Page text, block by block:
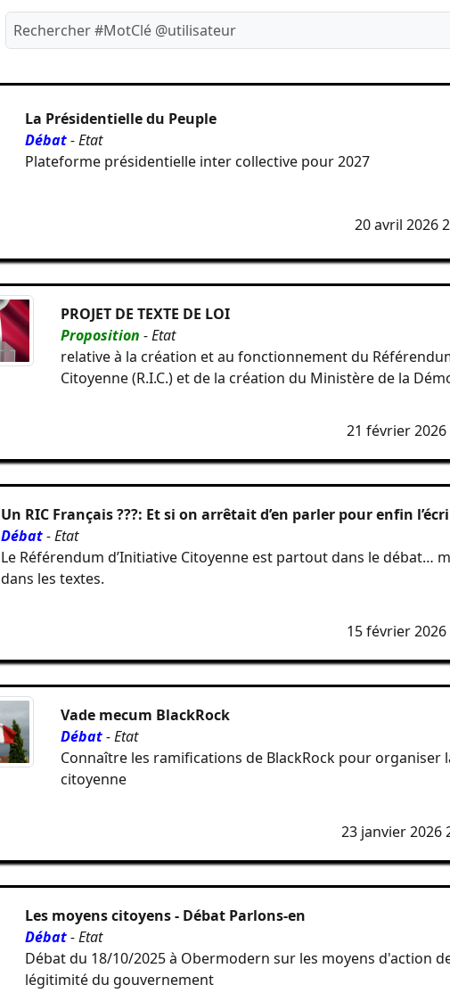
La Présidentielle du Peuple
Débat- Etat
Plateforme présidentielle inter collective pour 2027
20 avril 2026
PROJET DE TEXTE DE LOI
Proposition - Etat
relative à la création et au fonctionnement du
Citoyenne (R.I.C.) et de la création du Ministère de la
21 février 2026
Un RIC Français ???: Et si on arrêtait d’en parler pour enfin
Débat- Etat
Le Référendum d’Initiative Citoyenne est partout dans le débat…
dans les textes.
15 février 2026
Vade mecum BlackRock
Débat- Etat
Connaître les ramifications de BlackRock pour organiser
citoyenne
23 janvier 2026
Les moyens citoyens - Débat Parlons-en
Débat- Etat
Débat du 18/10/2025 à Obermodern sur les moyens d'action
légitimité du gouvernement